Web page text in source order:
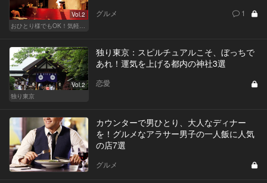
Vol.2
おひとり様でもOK！気軽に入りやすい東京の名店
グルメ 1
Vol.2
独り東京
独り東京：スピルチュアルこそ、ぼっちで
あれ！運気を上げる都内の神社3選
恋愛
カウンターで男ひとり、大人なディナー
を！グルメなアラサー男子の一人飯に人気
の店7選
グルメ